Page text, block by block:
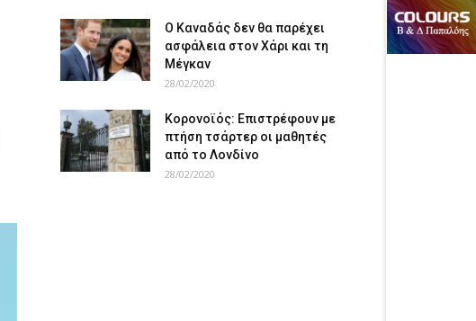
Ο Καναδάς δεν θα παρέχει
ασφάλεια στον Χάρι και τη
Μέγκαν
28/02/2020
Κορονοϊός: Επιστρέφουν με
πτήση τσάρτερ οι μαθητές
από το Λονδίνο
28/02/2020